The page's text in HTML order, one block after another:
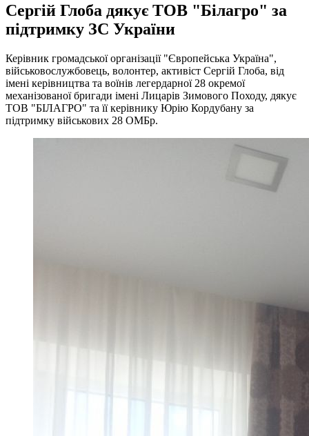
Сергій Глоба дякує ТОВ "Білагро" за
підтримку ЗС України
Керівник громадської організації "Європейська Україна",
військовослужбовець, волонтер, активіст Сергій Глоба, від
імені керівництва та воїнів легердарної 28 окремої
механізованої бригади імені Лицарів Зимового Походу, дякує
ТОВ "БІЛАГРО" та її керівнику Юрію Кордубану за
підтримку військових 28 ОМБр.